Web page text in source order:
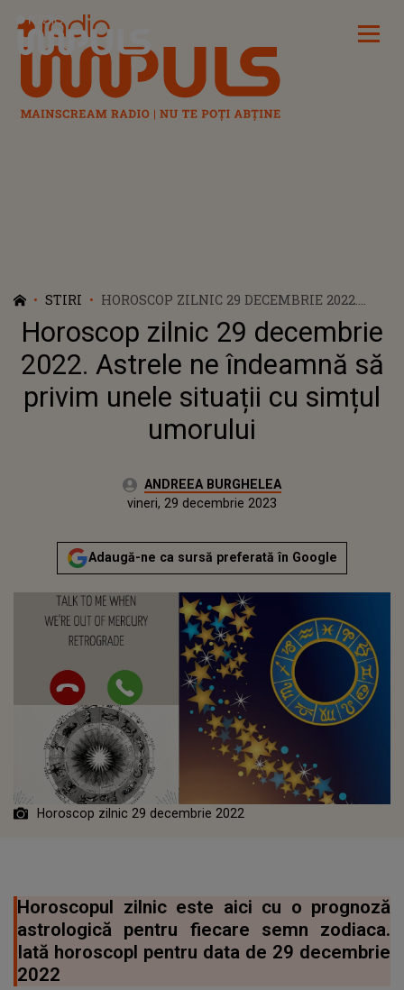
Radio Impuls
STIRI
HOROSCOP ZILNIC 29 DECEMBRIE 2022.
ASTRELE NE ÎNDEAMNĂ SĂ PRIVIM
UNELE SITUAȚII CU SIMȚUL UMORULUI
Horoscop zilnic 29 decembrie
2022. Astrele ne îndeamnă să
privim unele situații cu simțul
umorului
Autor:ANDREEA BURGHELEA
miercuri, 28 decembrie 2022
Actualizat:
vineri, 29 decembrie 2023
Adaugă-ne ca sursă preferată în Google
Horoscop zilnic 29 decembrie 2022
Horoscopul zilnic este aici cu o prognoză
astrologică pentru fiecare semn zodiaca.
Iată horoscopl pentru data de 29 decembrie
2022